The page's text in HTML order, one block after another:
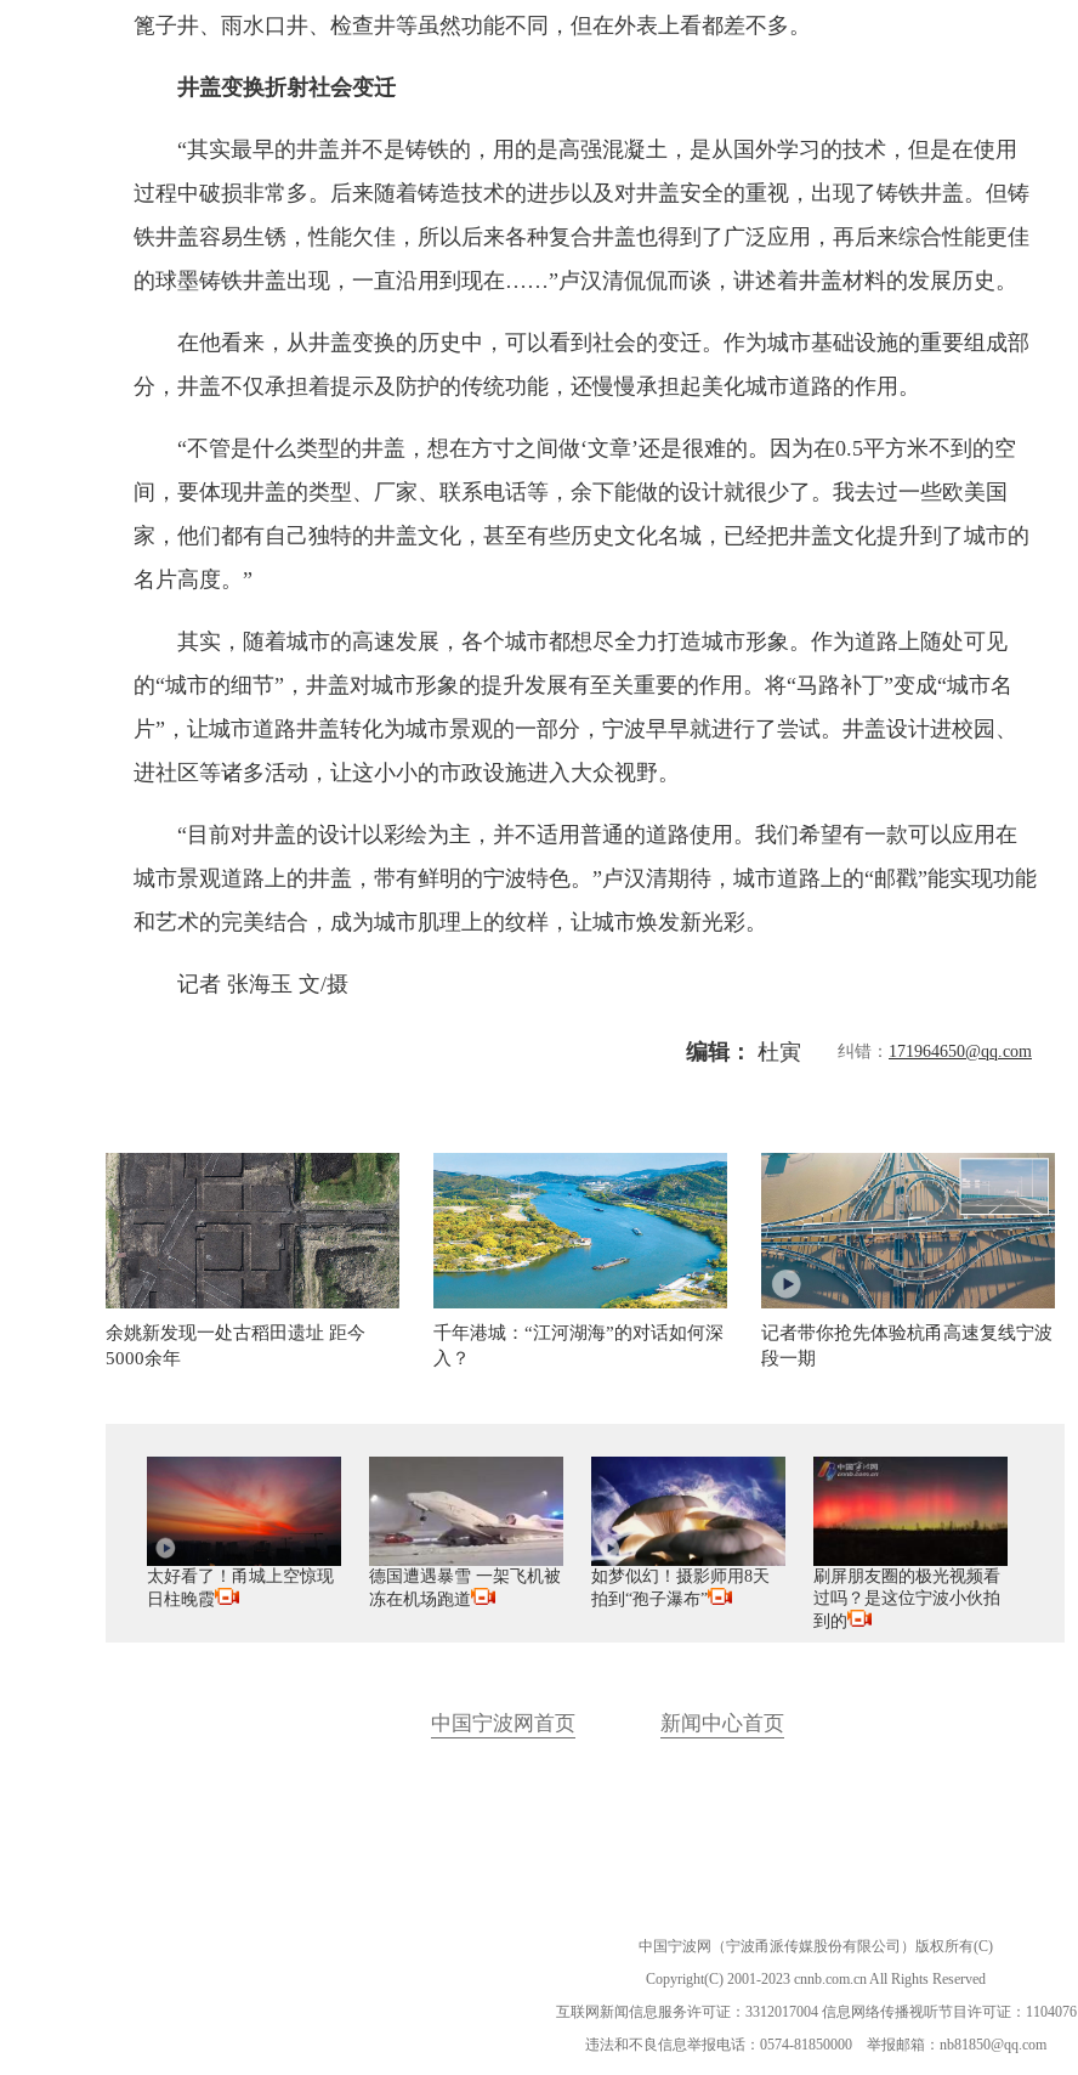
篦子井、雨水口井、检查井等虽然功能不同，但在外表上看都差不多。
井盖变换折射社会变迁
“其实最早的井盖并不是铸铁的，用的是高强混凝土，是从国外学习的技术，但是在使用
过程中破损非常多。后来随着铸造技术的进步以及对井盖安全的重视，出现了铸铁井盖。但铸
铁井盖容易生锈，性能欠佳，所以后来各种复合井盖也得到了广泛应用，再后来综合性能更佳
的球墨铸铁井盖出现，一直沿用到现在……”卢汉清侃侃而谈，讲述着井盖材料的发展历史。
在他看来，从井盖变换的历史中，可以看到社会的变迁。作为城市基础设施的重要组成部
分，井盖不仅承担着提示及防护的传统功能，还慢慢承担起美化城市道路的作用。
“不管是什么类型的井盖，想在方寸之间做‘文章’还是很难的。因为在0.5平方米不到的空
间，要体现井盖的类型、厂家、联系电话等，余下能做的设计就很少了。我去过一些欧美国
家，他们都有自己独特的井盖文化，甚至有些历史文化名城，已经把井盖文化提升到了城市的
名片高度。”
其实，随着城市的高速发展，各个城市都想尽全力打造城市形象。作为道路上随处可见
的“城市的细节”，井盖对城市形象的提升发展有至关重要的作用。将“马路补丁”变成“城市名
片”，让城市道路井盖转化为城市景观的一部分，宁波早早就进行了尝试。井盖设计进校园、
进社区等诸多活动，让这小小的市政设施进入大众视野。
“目前对井盖的设计以彩绘为主，并不适用普通的道路使用。我们希望有一款可以应用在
城市景观道路上的井盖，带有鲜明的宁波特色。”卢汉清期待，城市道路上的“邮戳”能实现功能
和艺术的完美结合，成为城市肌理上的纹样，让城市焕发新光彩。
记者 张海玉 文/摄
编辑： 杜寅 纠错： 171964650@qq.com
余姚新发现一处古稻田遗址 距今
5000余年
千年港城：“江河湖海”的对话如何深
入？
记者带你抢先体验杭甬高速复线宁波
段一期
太好看了！甬城上空惊现
日柱晚霞
德国遭遇暴雪 一架飞机被
冻在机场跑道
如梦似幻！摄影师用8天
拍到“孢子瀑布”
刷屏朋友圈的极光视频看
过吗？是这位宁波小伙拍
到的
中国宁波网首页 新闻中心首页
中国宁波网（宁波甬派传媒股份有限公司）版权所有(C)
Copyright(C) 2001-2023 cnnb.com.cn All Rights Reserved
互联网新闻信息服务许可证：3312017004 信息网络传播视听节目许可证：1104076
违法和不良信息举报电话：0574-81850000 举报邮箱：nb81850@qq.com